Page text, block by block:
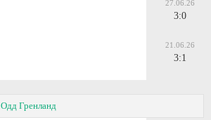
27.06.26
3:0
21.06.26
3:1
Одд Гренланд